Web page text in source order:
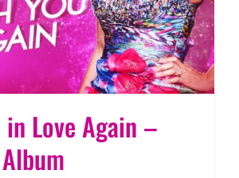
in Love Again –